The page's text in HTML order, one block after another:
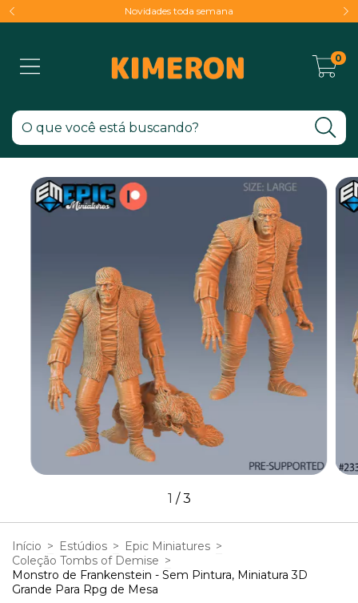
Novidades toda semana
0
1 /3
Início > Estúdios > Epic Miniatures >
Coleção Tombs of Demise >
Monstro de Frankenstein - Sem Pintura, Miniatura 3D
Grande Para Rpg de Mesa